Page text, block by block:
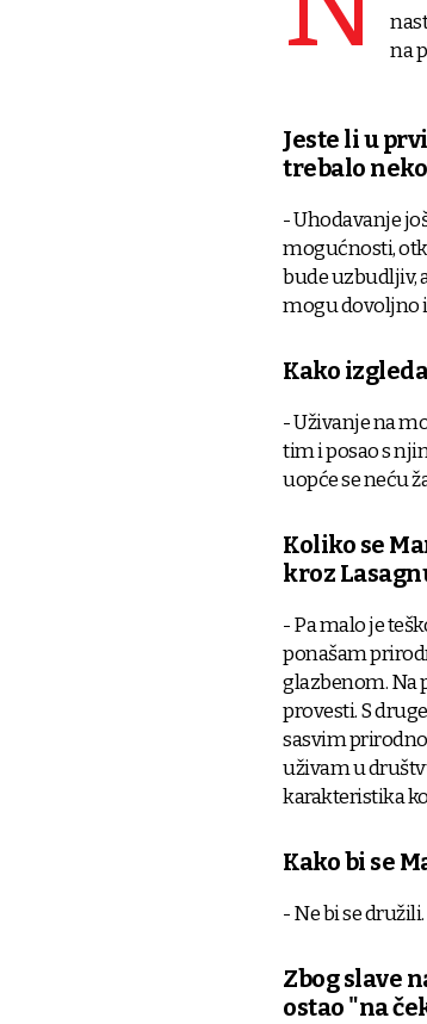
na
Jeste li u
trebalo
- Uhodavanje
mogućnosti,
bude uzbudljiv,
mogu dovoljno
Kako
- Uživanje na
tim i posao s
uopće se neću
Koliko se
kroz
- Pa malo je
ponašam
glazbenom. Na
provesti. S
sasvim prirodno
uživam u
karakteristika
Kako bi se
- Ne bi se
Zbog slave
ostao "na